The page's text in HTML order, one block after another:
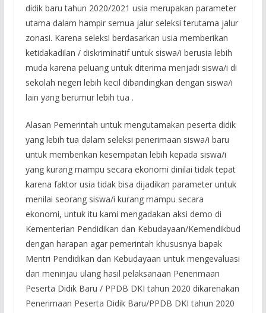
didik baru tahun 2020/2021 usia merupakan parameter
utama dalam hampir semua jalur seleksi terutama jalur
zonasi. Karena seleksi berdasarkan usia memberikan
ketidakadilan / diskriminatif untuk siswa/i berusia lebih
muda karena peluang untuk diterima menjadi siswa/i di
sekolah negeri lebih kecil dibandingkan dengan siswa/i
lain yang berumur lebih tua .
Alasan Pemerintah untuk mengutamakan peserta didik
yang lebih tua dalam seleksi penerimaan siswa/i baru
untuk memberikan kesempatan lebih kepada siswa/i
yang kurang mampu secara ekonomi dinilai tidak tepat
karena faktor usia tidak bisa dijadikan parameter untuk
menilai seorang siswa/i kurang mampu secara
ekonomi, untuk itu kami mengadakan aksi demo di
Kementerian Pendidikan dan Kebudayaan/Kemendikbud
dengan harapan agar pemerintah khususnya bapak
Mentri Pendidikan dan Kebudayaan untuk mengevaluasi
dan meninjau ulang hasil pelaksanaan Penerimaan
Peserta Didik Baru / PPDB DKI tahun 2020 dikarenakan
Penerimaan Peserta Didik Baru/PPDB DKI tahun 2020